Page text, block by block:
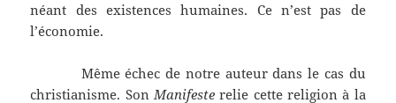
néant des existences humaines. Ce n’est pas de
l’économie.
Même échec de notre auteur dans le cas du
christianisme. SonManifesterelie cette religion à la